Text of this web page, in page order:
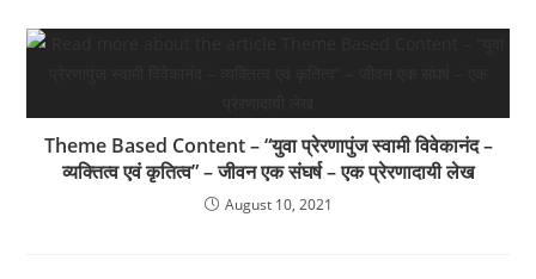
Theme Based Content – “युवा प्रेरणापुंज स्वामी विवेकानंद –
व्यक्तित्व एवं कृतित्व” – जीवन एक संघर्ष – एक प्रेरणादायी लेख
August 10, 2021